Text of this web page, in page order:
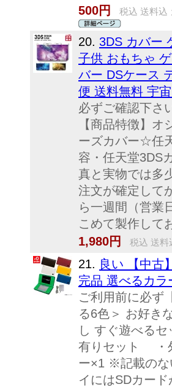
500円
税込 送料込
20. 3DS カバー
子供 おもちゃ
バー DSケース
便 送料無料 宇
必ずご確認下さ
【商品特徴】
ーズカバー☆任
容・任天堂3DS
真と実物では多
注文が確定して
ら一週間（営業
こめて製作して
1,980円
税込 送料
21. 良い 【中古
完品 選べるカラ
ご利用前に必
る6色＞ お好き
し すぐ遊べる
有りセット ・
ー×1 ※記載のな
イにはSDカー